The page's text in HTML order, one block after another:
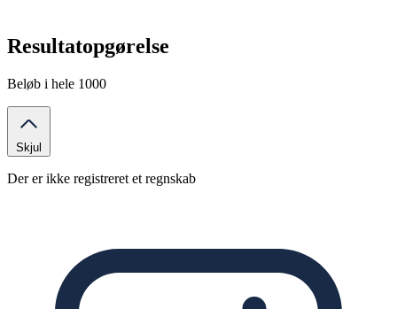
Resultatopgørelse
Beløb i hele 1000
Skjul
Der er ikke registreret et regnskab